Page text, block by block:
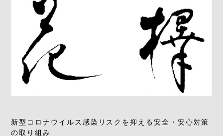
新型コロナウイルス感染リスクを抑える安全・安心対策
の取り組み